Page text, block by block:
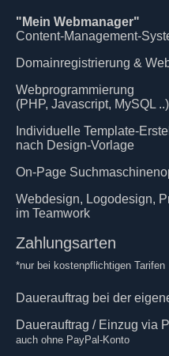
"Mein Webmanager"
Content-Management-
Domainregistrierung &
Webprogrammierung
(PHP, Javascript, MySQL ..)
Individuelle Template-
nach Design-Vorlage
On-Page
Webdesign, Logodesign,
im Teamwork
Zahlungsarten
*nur bei kostenpflichtigen Tarifen
Dauerauftrag bei der
Dauerauftrag / Einzug via
auch ohne PayPal-Konto